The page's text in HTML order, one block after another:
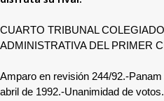
CUARTO TRIBUNAL
ADMINISTRATIVA DEL PRIMER
Amparo en revisión 244/92.-
abril de 1992.-Unanimidad de